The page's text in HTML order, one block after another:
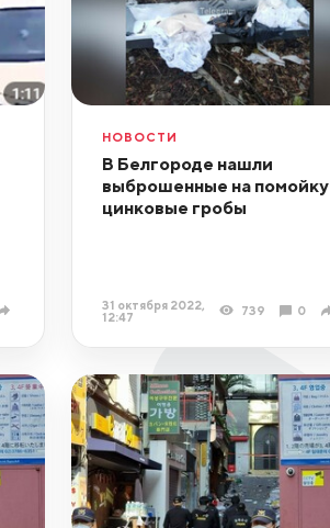
НОВОСТИ
В Белгороде нашли
выброшенные на помойку
цинковые гробы
31 октября 2022,
12:47
739 0